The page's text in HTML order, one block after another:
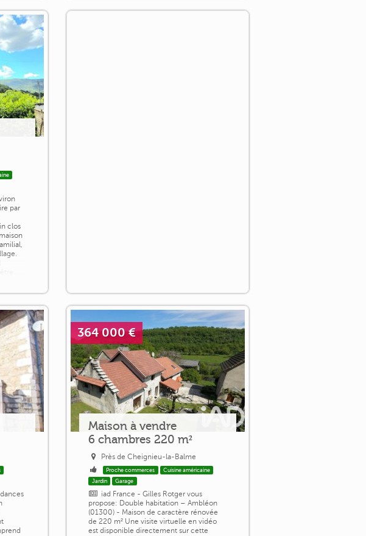
par
clos
364 000 €
Maison à vendre
6 chambres 220 m²
Près de Cheignieu-la-Balme
Proche commerces
Cuisine américaine
Jardin
Garage
iad France - Gilles Rotger vous
propose: Double habitation – Ambléon
(01300) - Maison de caractère rénovée
de 220 m² Une visite virtuelle en vidéo
est disponible directement sur cette